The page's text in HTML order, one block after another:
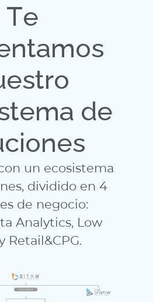
Te
de
un ecosistema
dividido en 4
de negocio:
Analytics, Low
Retail&CPG.